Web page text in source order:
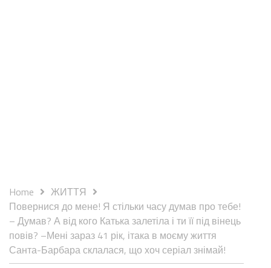
Home
ЖИТТЯ
Повернися до мене! Я стільки часу думав про тебе!
– Думав? А від кого Катька залетіла і ти її під вінець
повів? –Мені зараз 41 рік, ітака в моєму життя
Санта-Барбара склалася, що хоч серіал знімай!